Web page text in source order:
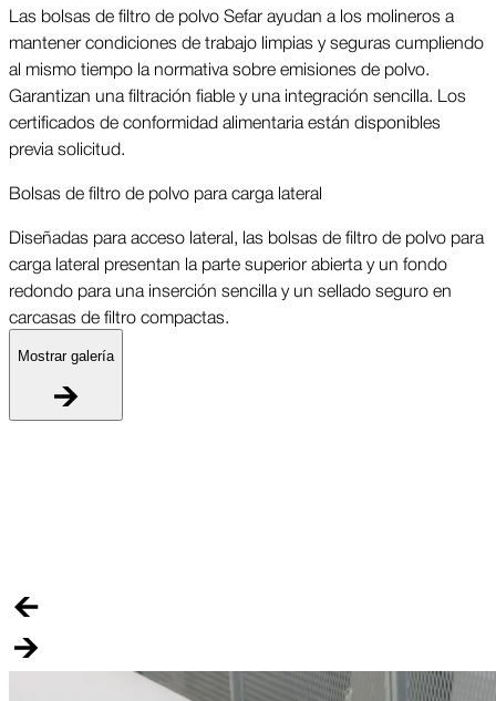
Las bolsas de filtro de polvo Sefar ayudan a los molineros a
mantener condiciones de trabajo limpias y seguras cumpliendo
al mismo tiempo la normativa sobre emisiones de polvo.
Garantizan una filtración fiable y una integración sencilla. Los
certificados de conformidad alimentaria están disponibles
previa solicitud.
Bolsas de filtro de polvo para carga lateral
Diseñadas para acceso lateral, las bolsas de filtro de polvo para
carga lateral presentan la parte superior abierta y un fondo
redondo para una inserción sencilla y un sellado seguro en
carcasas de filtro compactas.
Mostrar galería